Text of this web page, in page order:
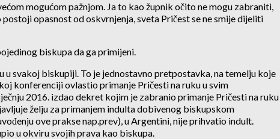
mogućom pažnjom. Ja to kao župnik očito ne mogu zabraniti,
postoji opasnost od oskvrnjenja, sveta Pričest se ne smije dijeliti
biskupa da ga primijeni.
svakoj biskupiji. To je jednostavno pretpostavka, na temelju koje
konferenciji ovlastio primanje Pričesti na ruku u svim
2016. izdao dekret kojim je zabranio primanje Pričesti na ruku
želju za primanjem indulta dobivenog biskupskom
ove prakse nap.prev), u Argentini, nije prihvatio indult.
u okviru svojih prava kao biskupa.